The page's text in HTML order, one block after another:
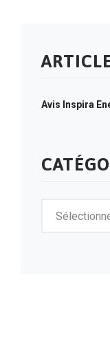
Avis Inspira